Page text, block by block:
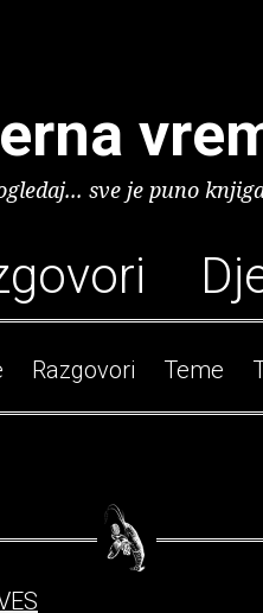
sve je puno
Razgovori Teme